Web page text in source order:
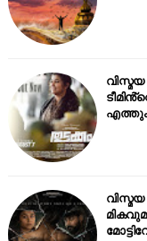
എത്തും